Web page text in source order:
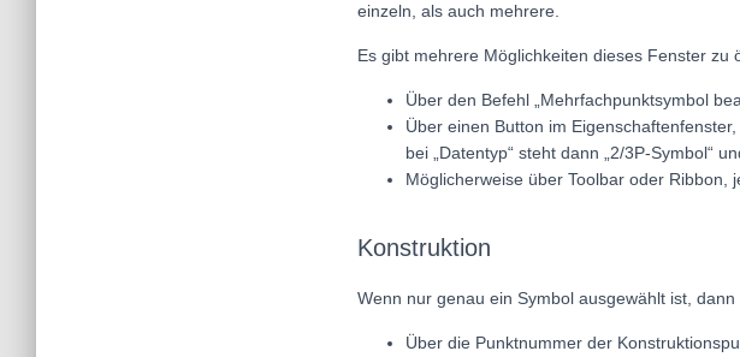
einzeln, als auch mehrere.
Es gibt mehrere Möglichkeiten dieses Fenster zu
Über den Befehl „Mehrfachpunktsymbol
Über einen Button im
bei „Datentyp“ steht dann „2/3P-Symbol“
Möglicherweise über Toolbar oder Ribbon,
Konstruktion
Wenn nur genau ein Symbol ausgewählt ist,
Über die Punktnummer der